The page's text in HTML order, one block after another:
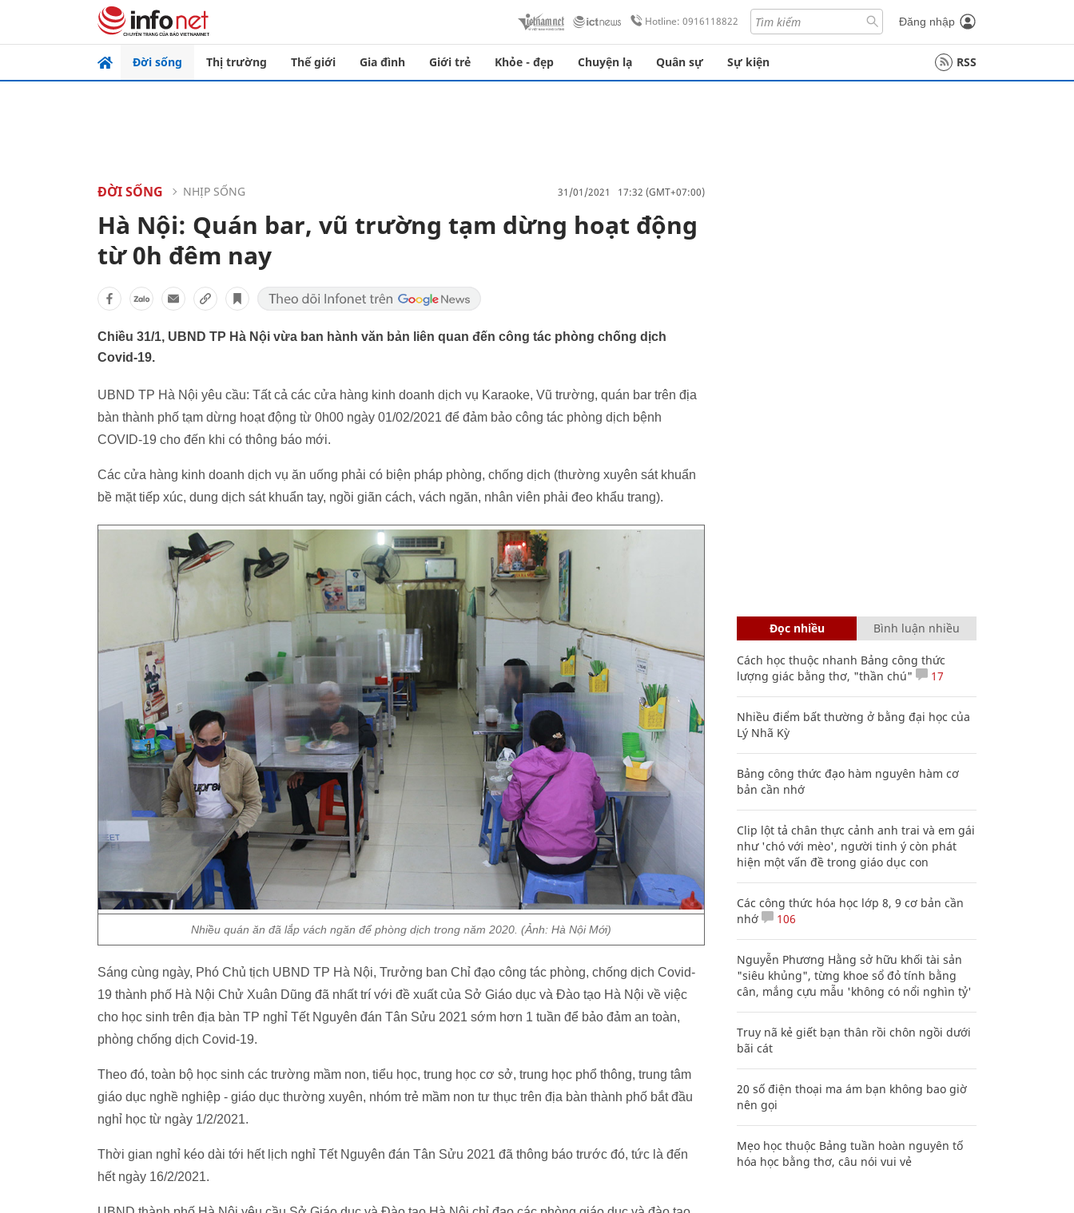
Hotline: 0916118822 Đăng nhập
Đời sống Thị trường Thế giới Gia đình Giới trẻ Khỏe - đẹp Chuyện lạ Quân sự Sự kiện RSS
ĐỜI SỐNG NHỊP SỐNG 31/01/2021 17:32 (GMT+07:00)
Hà Nội: Quán bar, vũ trường tạm dừng hoạt động
từ 0h đêm nay
Chiều 31/1, UBND TP Hà Nội vừa ban hành văn bản liên quan đến công tác phòng chống dịch
Covid-19.
UBND TP Hà Nội yêu cầu: Tất cả các cửa hàng kinh doanh dịch vụ Karaoke, Vũ trường, quán bar trên địa
bàn thành phố tạm dừng hoạt động từ 0h00 ngày 01/02/2021 để đảm bảo công tác phòng dịch bệnh
COVID-19 cho đến khi có thông báo mới.
Các cửa hàng kinh doanh dịch vụ ăn uống phải có biện pháp phòng, chống dịch (thường xuyên sát khuẩn
bề mặt tiếp xúc, dung dịch sát khuẩn tay, ngồi giãn cách, vách ngăn, nhân viên phải đeo khẩu trang).
Nhiều quán ăn đã lắp vách ngăn để phòng dịch trong năm 2020. (Ảnh: Hà Nội Mới)
Sáng cùng ngày, Phó Chủ tịch UBND TP Hà Nội, Trưởng ban Chỉ đạo công tác phòng, chống dịch Covid-
19 thành phố Hà Nội Chử Xuân Dũng đã nhất trí với đề xuất của Sở Giáo dục và Đào tạo Hà Nội về việc
cho học sinh trên địa bàn TP nghỉ Tết Nguyên đán Tân Sửu 2021 sớm hơn 1 tuần để bảo đảm an toàn,
phòng chống dịch Covid-19.
Theo đó, toàn bộ học sinh các trường mầm non, tiểu học, trung học cơ sở, trung học phổ thông, trung tâm
giáo dục nghề nghiệp - giáo dục thường xuyên, nhóm trẻ mầm non tư thục trên địa bàn thành phố bắt đầu
nghỉ học từ ngày 1/2/2021.
Thời gian nghỉ kéo dài tới hết lịch nghỉ Tết Nguyên đán Tân Sửu 2021 đã thông báo trước đó, tức là đến
hết ngày 16/2/2021.
Đọc nhiều Bình luận nhiều
Cách học thuộc nhanh Bảng công thức
lượng giác bằng thơ, "thần chú"
17
Nhiều điểm bất thường ở bằng đại học của
Lý Nhã Kỳ
Bảng công thức đạo hàm nguyên hàm cơ
bản cần nhớ
Clip lột tả chân thực cảnh anh trai và em gái
như 'chó với mèo', người tinh ý còn phát
hiện một vấn đề trong giáo dục con
Các công thức hóa học lớp 8, 9 cơ bản cần
nhớ
106
Nguyễn Phương Hằng sở hữu khối tài sản
"siêu khủng", từng khoe sổ đỏ tính bằng
cân, mắng cựu mẫu 'không có nổi nghìn tỷ'
Truy nã kẻ giết bạn thân rồi chôn ngồi dưới
bãi cát
20 số điện thoại ma ám bạn không bao giờ
nên gọi
Mẹo học thuộc Bảng tuần hoàn nguyên tố
hóa học bằng thơ, câu nói vui vẻ